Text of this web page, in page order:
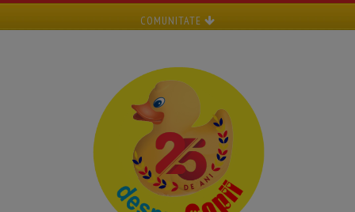
COMUNITATE